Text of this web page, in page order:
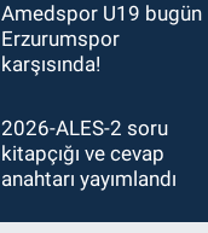
Amedspor U19 bugün
Erzurumspor
karşısında!
2026-ALES-2 soru
kitapçığı ve cevap
anahtarı yayımlandı